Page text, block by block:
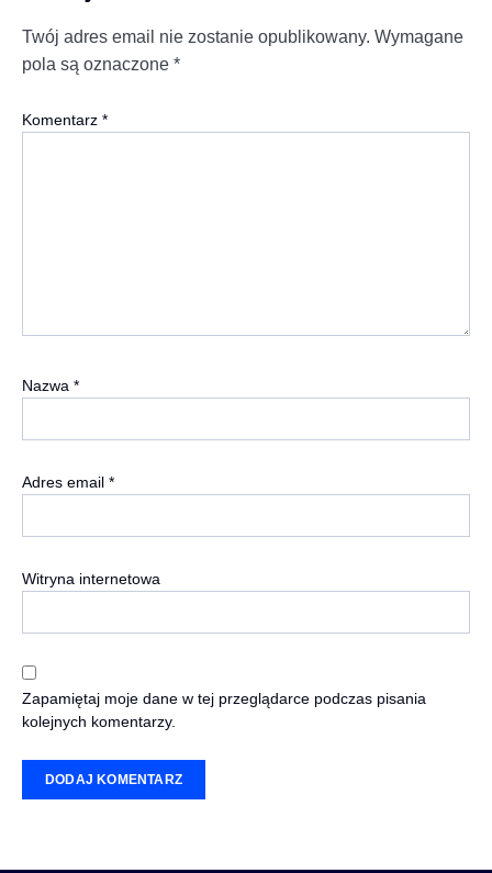
Twój adres email nie zostanie opublikowany. Wymagane
pola są oznaczone *
Komentarz *
Nazwa *
Adres email *
Witryna internetowa
Zapamiętaj moje dane w tej przeglądarce podczas pisania
kolejnych komentarzy.